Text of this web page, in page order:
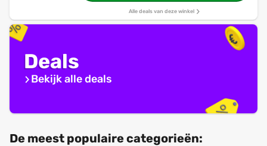
Alle deals van deze winkel
Deals
Bekijk alle deals
De meest populaire categorieën: